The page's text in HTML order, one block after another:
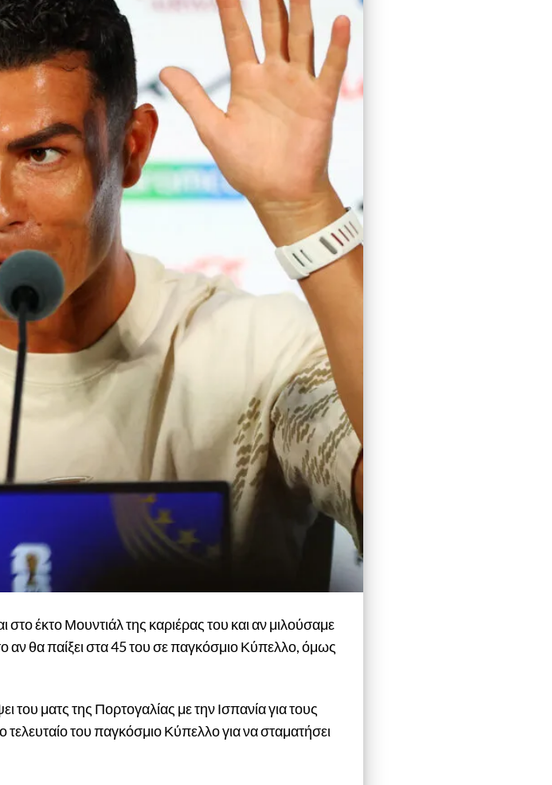
στο έκτο Μουντιάλ της καριέρας του και αν μιλούσαμε
αν θα παίξει στα 45 του σε παγκόσμιο Κύπελλο, όμως
του ματς της Πορτογαλίας με την Ισπανία για τους
τελευταίο του παγκόσμιο Κύπελλο για να σταματήσει